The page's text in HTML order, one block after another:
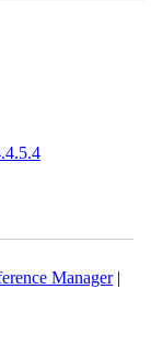
Manager